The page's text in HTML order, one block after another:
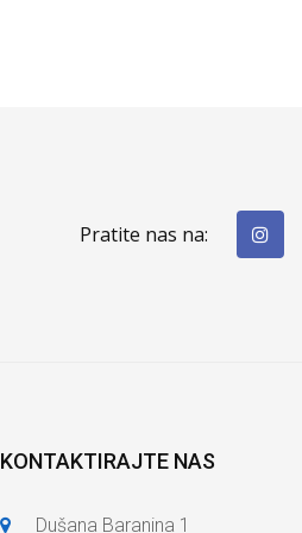
Pratite nas na:
KONTAKTIRAJTE NAS
Dušana Baranina 1